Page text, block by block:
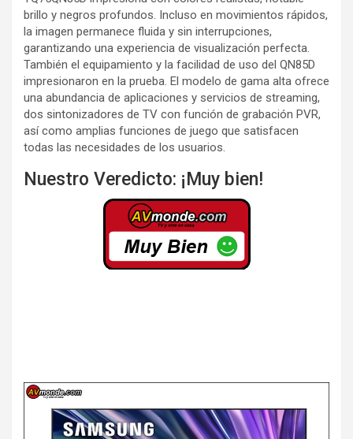
brillo y negros profundos. Incluso en movimientos rápidos,
la imagen permanece fluida y sin interrupciones,
garantizando una experiencia de visualización perfecta.
También el equipamiento y la facilidad de uso del QN85D
impresionaron en la prueba. El modelo de gama alta ofrece
una abundancia de aplicaciones y servicios de streaming,
dos sintonizadores de TV con función de grabación PVR,
así como amplias funciones de juego que satisfacen
todas las necesidades de los usuarios.
Nuestro Veredicto: ¡Muy bien!